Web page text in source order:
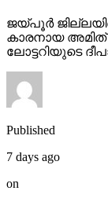
ജയ്പൂര്‍
കാരനായ
ലോട്ടറിയുടെ
Published
7 days ago
on